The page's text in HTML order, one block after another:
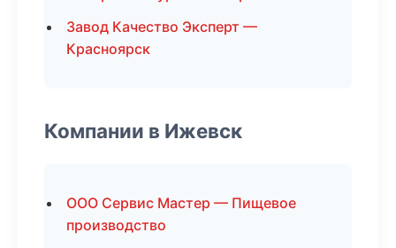
Завод Качество Эксперт —
Красноярск
Компании в Ижевск
ООО Сервис Мастер — Пищевое
производство